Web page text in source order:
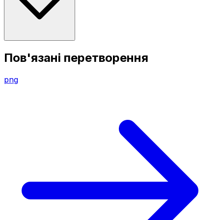
Пов'язані перетворення
png